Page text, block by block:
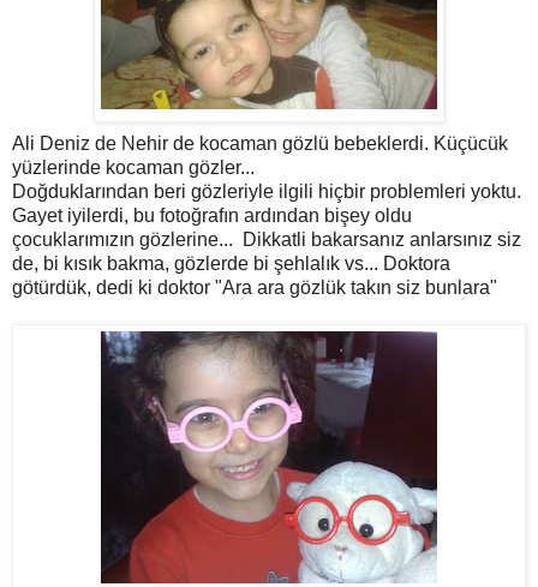
Ali Deniz de Nehir de kocaman gözlü bebeklerdi. Küçücük
yüzlerinde kocaman gözler...
Doğduklarından beri gözleriyle ilgili hiçbir problemleri yoktu.
Gayet iyilerdi, bu fotoğrafın ardından bişey oldu
çocuklarımızın gözlerine... Dikkatli bakarsanız anlarsınız siz
de, bi kısık bakma, gözlerde bi şehlalık vs... Doktora
götürdük, dedi ki doktor "Ara ara gözlük takın siz bunlara"